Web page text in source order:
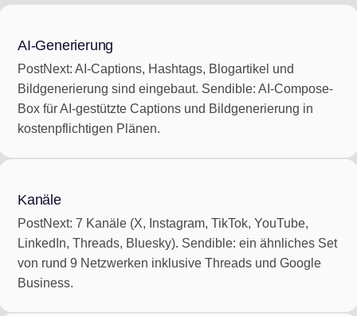
AI-Generierung
PostNext: AI-Captions, Hashtags, Blogartikel und
Bildgenerierung sind eingebaut. Sendible: AI-Compose-
Box für AI-gestützte Captions und Bildgenerierung in
kostenpflichtigen Plänen.
Kanäle
PostNext: 7 Kanäle (X, Instagram, TikTok, YouTube,
LinkedIn, Threads, Bluesky). Sendible: ein ähnliches Set
von rund 9 Netzwerken inklusive Threads und Google
Business.